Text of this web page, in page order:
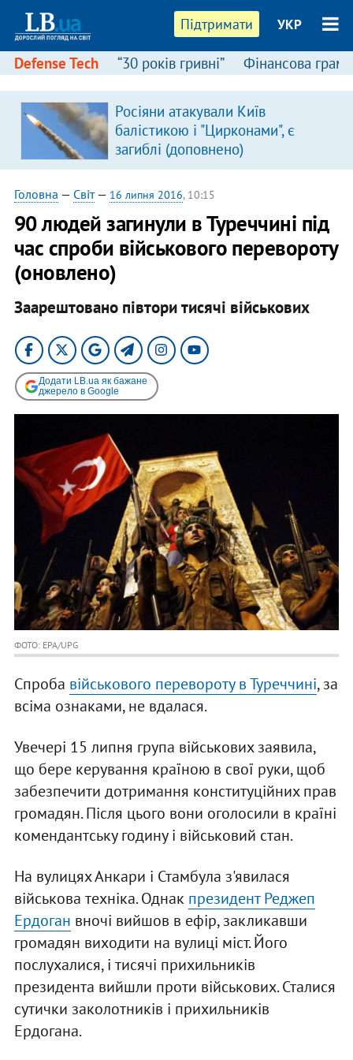
Підтримати УКР
Defense Tech “30 років гривні” Фінансова
Росіяни атакували Київ
балістикою і "Цирконами", є
загиблі (доповнено)
Головна — Світ— 16 липня 2016, 10:15
90 людей загинули в Туреччині під
час спроби військового перевороту
(оновлено)
Заарештовано півтори тисячі військових
Додати LB.ua як бажане
джерело в Google
ФОТО: EPA/UPG
Спроба військового перевороту в Туреччині, за
всіма ознаками, не вдалася.
Увечері 15 липня група військових заявила,
що бере керування країною в свої руки, щоб
забезпечити дотримання конституційних прав
громадян. Після цього вони оголосили в країні
комендантську годину і військовий стан.
На вулицях Анкари і Стамбула з'явилася
військова техніка. Однак президент Реджеп
Ердоган вночі вийшов в ефір, закликавши
громадян виходити на вулиці міст. Його
послухалися, і тисячі прихильників
президента вийшли проти військових. Сталися
сутички заколотників і прихильників
Ердогана.